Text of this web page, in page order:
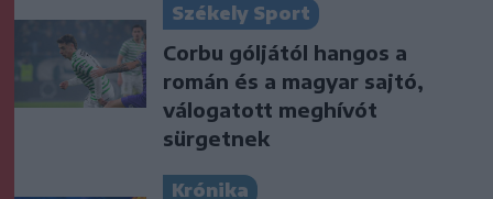
Székely Sport
Corbu góljától hangos a
román és a magyar sajtó,
válogatott meghívót
sürgetnek
Krónika